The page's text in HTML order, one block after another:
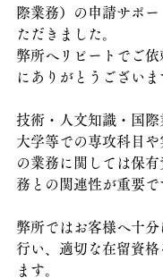
際業務）の申請サポ
ただきました。
弊所へリピートでご
にありがとうございま
技術・人文知識・国際
大学等での専攻科目
の業務に関しては保
務との関連性が重要で
弊所ではお客様へ十
行い、適切な在留資格
ます。